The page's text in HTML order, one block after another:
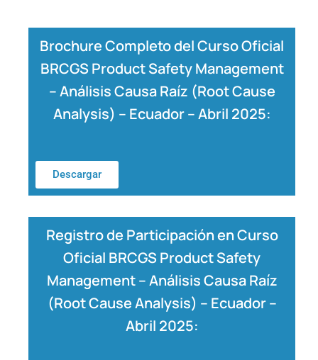
Brochure Completo del Curso Oficial
BRCGS Product Safety Management
– Análisis Causa Raíz (Root Cause
Analysis) – Ecuador – Abril 2025:
Descargar
Registro de Participación en Curso
Oficial BRCGS Product Safety
Management – Análisis Causa Raíz
(Root Cause Analysis) – Ecuador –
Abril 2025: